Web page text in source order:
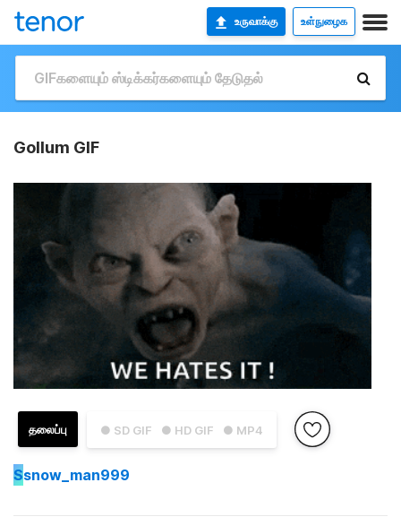
உருவாக்கு உள்நுழைக
Gollum GIF
● SD GIF ● HD GIF ● MP4
தலைப்பு
Ssnow_man999